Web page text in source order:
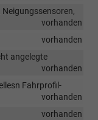
vorhanden
vorhanden
angelegte
vorhanden
Fahrprofil-
vorhanden
vorhanden